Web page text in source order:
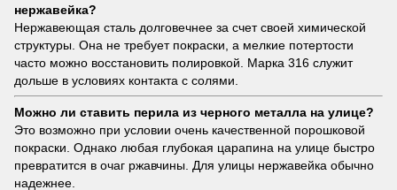
нержавейка?
Нержавеющая сталь долговечнее за счет своей химической
структуры. Она не требует покраски, а мелкие потертости
часто можно восстановить полировкой. Марка 316 служит
дольше в условиях контакта с солями.
Можно ли ставить перила из черного металла на улице?
Это возможно при условии очень качественной порошковой
покраски. Однако любая глубокая царапина на улице быстро
превратится в очаг ржавчины. Для улицы нержавейка обычно
надежнее.